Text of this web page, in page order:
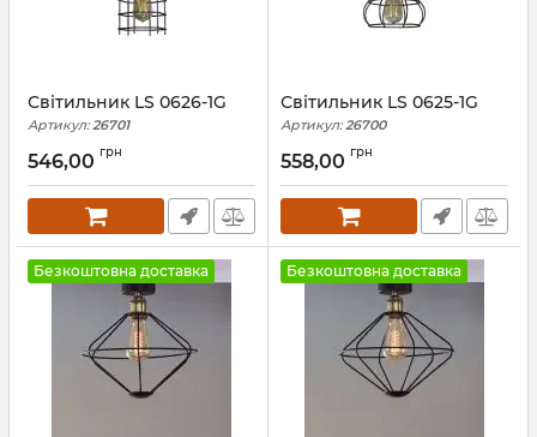
Світильник LS 0626-1G
Артикул:26701
546,00 грн
Світильник LS 0625-1G
Артикул:26700
558,00 грн
Безкоштовна доставка Безкоштовна доставка